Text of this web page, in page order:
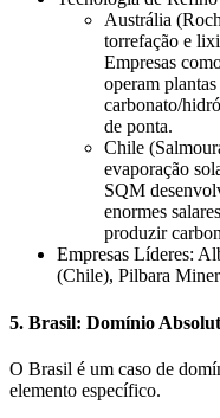
Austrália
torrefação e
Empresas
operam
carbonato/
de ponta.
Chile
evaporação
SQM
enormes
produzir
Empresas Líderes:
(Chile), Pilbara
5. Brasil: Domínio
O Brasil é um caso de
elemento específico.